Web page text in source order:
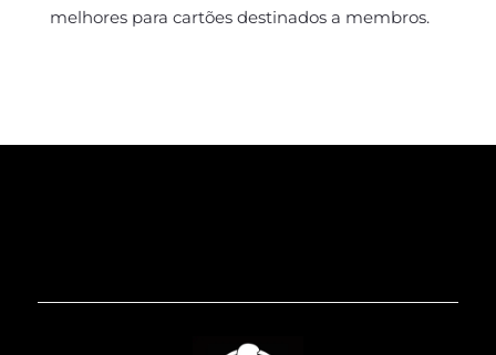
melhores para cartões destinados a membros.